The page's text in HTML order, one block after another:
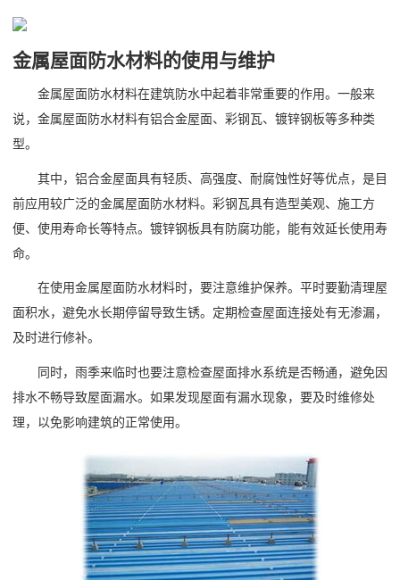
金属屋面防水材料的使用与维护
金属屋面防水材料在建筑防水中起着非常重要的作用。一般来
说，金属屋面防水材料有铝合金屋面、彩钢瓦、镀锌钢板等多种类
型。
其中，铝合金屋面具有轻质、高强度、耐腐蚀性好等优点，是目
前应用较广泛的金属屋面防水材料。彩钢瓦具有造型美观、施工方
便、使用寿命长等特点。镀锌钢板具有防腐功能，能有效延长使用寿
命。
在使用金属屋面防水材料时，要注意维护保养。平时要勤清理屋
面积水，避免水长期停留导致生锈。定期检查屋面连接处有无渗漏，
及时进行修补。
同时，雨季来临时也要注意检查屋面排水系统是否畅通，避免因
排水不畅导致屋面漏水。如果发现屋面有漏水现象，要及时维修处
理，以免影响建筑的正常使用。